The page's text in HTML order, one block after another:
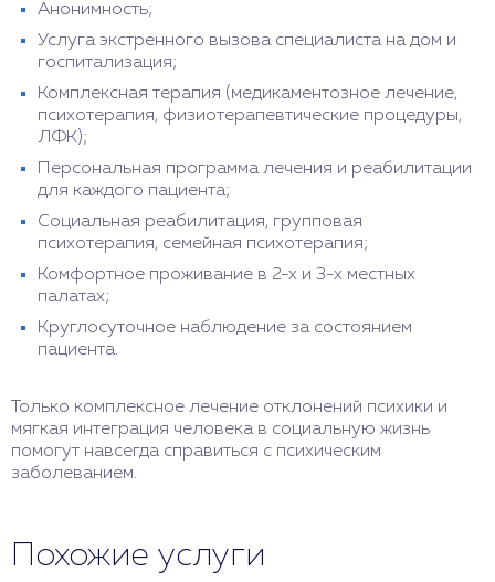
Анонимность;
Услуга экстренного вызова специалиста на дом и
госпитализация;
Комплексная терапия (медикаментозное лечение,
психотерапия, физиотерапевтические процедуры,
ЛФК);
Персональная программа лечения и реабилитации
для каждого пациента;
Социальная реабилитация, групповая
психотерапия, семейная психотерапия;
Комфортное проживание в 2-х и 3-х местных
палатах;
Круглосуточное наблюдение за состоянием
пациента.
Только комплексное лечение отклонений психики и
мягкая интеграция человека в социальную жизнь
помогут навсегда справиться с психическим
заболеванием.
Похожие услуги